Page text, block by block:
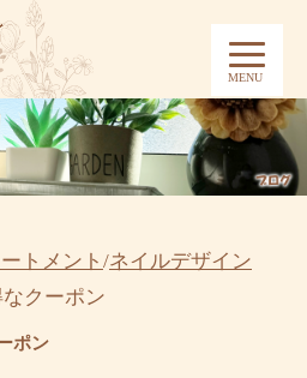
MENU
トメント /ネイルデザイン
クーポン
ポン